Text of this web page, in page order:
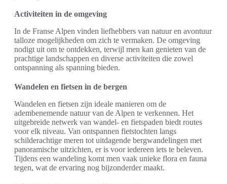
Activiteiten in de omgeving
In de Franse Alpen vinden liefhebbers van natuur en avontuur
talloze mogelijkheden om zich te vermaken. De omgeving
nodigt uit om te ontdekken, terwijl men kan genieten van de
prachtige landschappen en diverse activiteiten die zowel
ontspanning als spanning bieden.
Wandelen en fietsen in de bergen
Wandelen en fietsen zijn ideale manieren om de
adembenemende natuur van de Alpen te verkennen. Het
uitgebreide netwerk van wandel- en fietspaden biedt routes
voor elk niveau. Van ontspannen fietstochten langs
schilderachtige meren tot uitdagende bergwandelingen met
panoramische uitzichten, er is voor iedereen iets te beleven.
Tijdens een wandeling komt men vaak unieke flora en fauna
tegen, wat de ervaring nog bijzonderder maakt.